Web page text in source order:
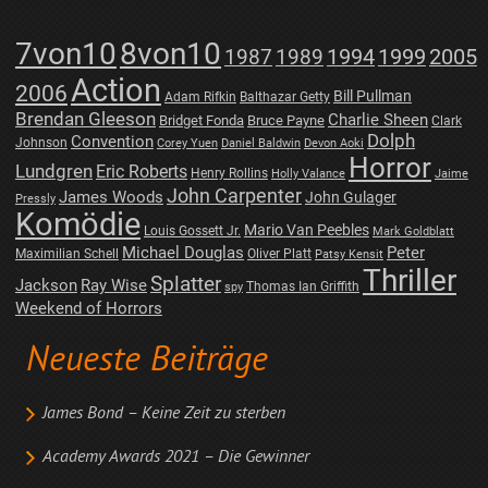
7von108von10 1987 1989 19941999 2005
2006Action Adam Rifkin Balthazar Getty Bill Pullman
Brendan Gleeson Bridget Fonda Bruce Payne Charlie Sheen Clark
Johnson Convention Corey Yuen Daniel Baldwin Devon Aoki Dolph
Lundgren Eric Roberts Henry Rollins Holly Valance Horror Jaime
Pressly James Woods John CarpenterJohn Gulager
Komödie Louis Gossett Jr. Mario Van Peebles Mark Goldblatt
Maximilian Schell Michael Douglas Oliver Platt Patsy Kensit Peter
Jackson Ray WiseSplatter spy Thomas Ian Griffith Thriller
Weekend of Horrors
Neueste Beiträge
James Bond – Keine Zeit zu sterben
Academy Awards 2021 – Die Gewinner